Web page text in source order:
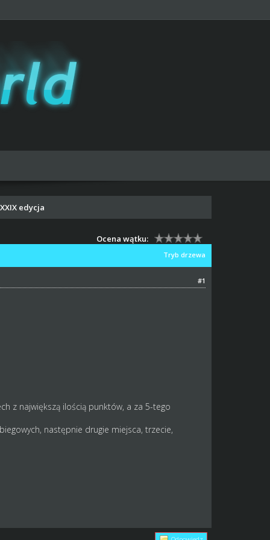
edycja
Ocena wątku:
Tryb drzewa
#1
z największą ilością punktów, a za 5-tego
następnie drugie miejsca, trzecie,